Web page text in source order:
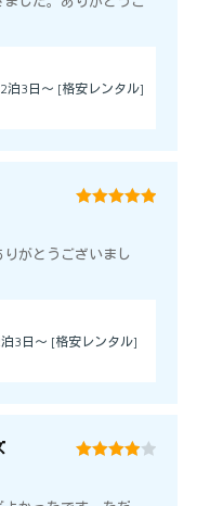
泊3日～ [格安レンタル]
がとうございまし
3日～ [格安レンタル]